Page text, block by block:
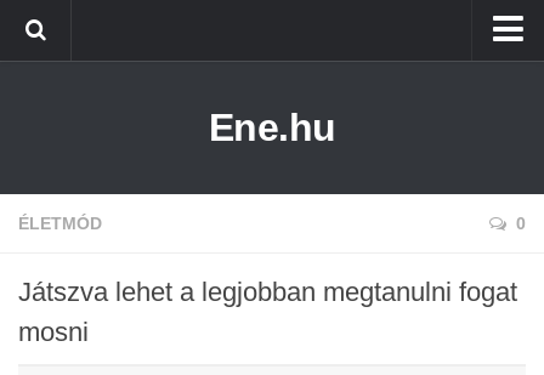
Életmód
Ene.hu
ÉLETMÓD 0
Játszva lehet a legjobban megtanulni fogat
mosni